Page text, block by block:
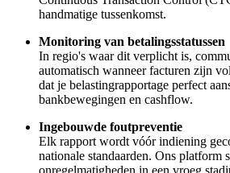
handmatige tussenkomst.
Monitoring van betalingsstatussen
In regio's waar dit verplicht is,
automatisch wanneer facturen zijn
dat je belastingrapportage perfect
bankbewegingen en cashflow.
Ingebouwde foutpreventie
Elk rapport wordt vóór indiening
nationale standaarden. Ons platform
onregelmatigheden in een vroeg